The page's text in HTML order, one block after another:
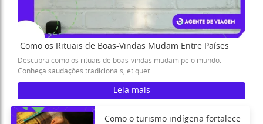
Como os Rituais de Boas-Vindas Mudam Entre Países
Descubra como os rituais de boas-vindas mudam pelo mundo.
Conheça saudações tradicionais, etiquet...
Leia mais
Como o turismo indígena fortalece